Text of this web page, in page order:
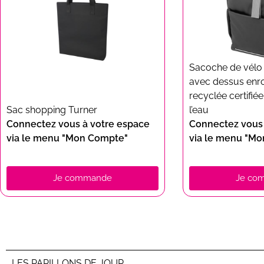
Sac shopping Turner
Connectez vous à votre espace
via le menu "Mon Compte"
Je commande
Sacoche de
avec dessus
recyclée
l’eau
Connectez
via le menu
Je